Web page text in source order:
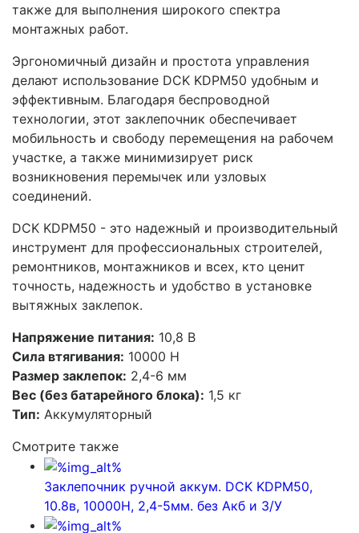
также для выполнения широкого спектра
монтажных работ.
Эргономичный дизайн и простота управления
делают использование DCK KDPM50 удобным и
эффективным. Благодаря беспроводной
технологии, этот заклепочник обеспечивает
мобильность и свободу перемещения на рабочем
участке, а также минимизирует риск
возникновения перемычек или узловых
соединений.
DCK KDPM50 - это надежный и производительный
инструмент для профессиональных строителей,
ремонтников, монтажников и всех, кто ценит
точность, надежность и удобство в установке
вытяжных заклепок.
Напряжение питания: 10,8 В
Сила втягивания: 10000 Н
Размер заклепок: 2,4-6 мм
Вес (без батарейного блока): 1,5 кг
Тип: Аккумуляторный
Смотрите также
Заклепочник ручной аккум. DCK KDPM50,
10.8в, 10000Н, 2,4-5мм. без Акб и З/У